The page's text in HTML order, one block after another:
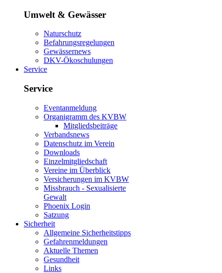
Umwelt & Gewässer
Naturschutz
Befahrungsregelungen
Gewässernews
DKV-Ökoschulungen
Service
Service
Eventanmeldung
Organigramm des KVBW
Mitgliedsbeiträge
Verbandsnews
Datenschutz im Verein
Downloads
Einzelmitgliedschaft
Vereine im Überblick
Versicherungen im KVBW
Missbrauch - Sexualisierte
Gewalt
Phoenix Login
Satzung
Sicherheit
Allgemeine Sicherheitstipps
Gefahrenmeldungen
Aktuelle Themen
Gesundheit
Links